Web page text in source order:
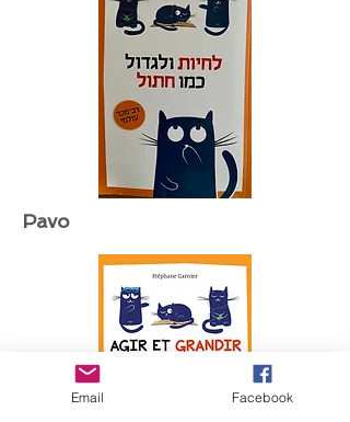
Pavo
Email Facebook